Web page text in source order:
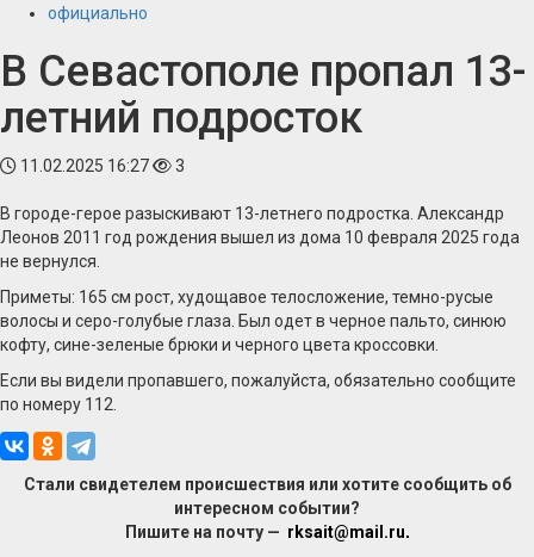
официально
В Севастополе пропал 13-
летний подросток
11.02.2025 16:27 3
В городе-герое разыскивают 13-летнего подростка. Александр
Леонов 2011 год рождения вышел из дома 10 февраля 2025 года
не вернулся.
Приметы: 165 см рост, худощавое телосложение, темно-русые
волосы и серо-голубые глаза. Был одет в черное пальто, синюю
кофту, сине-зеленые брюки и черного цвета кроссовки.
Если вы видели пропавшего, пожалуйста, обязательно сообщите
по номеру 112.
Стали свидетелем происшествия или хотите сообщить об
интересном событии?
Пишите на почту — rksait@mail.ru.